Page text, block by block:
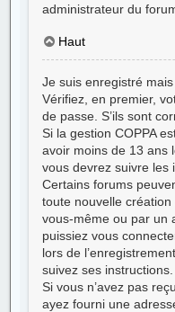
administrateur du
Haut
Je suis enregistré
Vérifiez, en premier,
de passe. S’ils sont
Si la gestion COPPA
avoir moins de 13 ans
vous devrez suivre les
Certains forums
toute nouvelle
vous-même ou par un
puissiez vous
lors de
suivez ses instructions.
Si vous n’avez pas
ayez fourni une